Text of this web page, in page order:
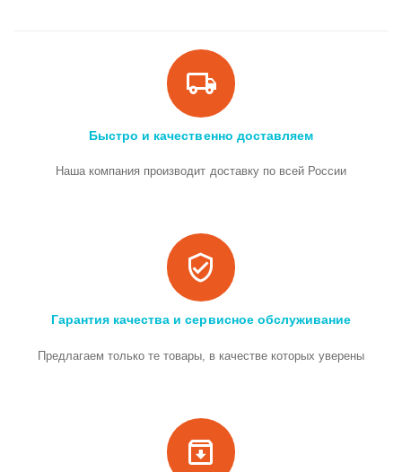
Быстро и качественно доставляем
Наша компания производит доставку по всей России
Гарантия качества и сервисное обслуживание
Предлагаем только те товары, в качестве которых уверены